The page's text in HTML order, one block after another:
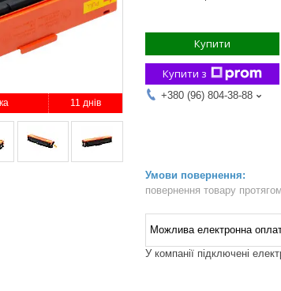
11 днів
Купити
Купити з
+380 (96) 804-38-88
повернення товару
У компанії підключені